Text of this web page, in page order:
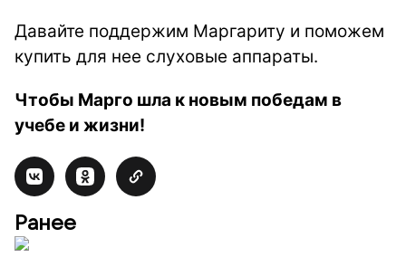
Давайте поддержим Маргариту и поможем
купить для нее слуховые аппараты.
Чтобы Марго шла к новым победам в
учебе и жизни!
Ранее